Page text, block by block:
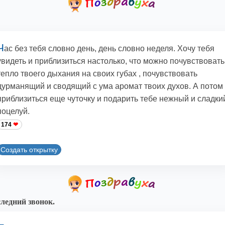
ас без тебя словно день, день словно неделя. Хочу тебя
и приблизиться настолько, что можно почувствовать
твоего дыхания на своих губах , почувствовать
и сводящий с ума аромат твоих духов. А потом
еще чуточку и подарить тебе нежный и
174
Создать открытку
звонок.